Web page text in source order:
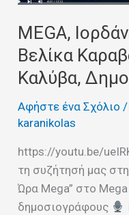
MEGA,
Βελίκα
Καλύβα,
Αφήστε ένα Σχόλιο
karanikolas
https://youtu.be/
τη συζήτησή μας
Ώρα Mega” στο
δημοσιογράφους